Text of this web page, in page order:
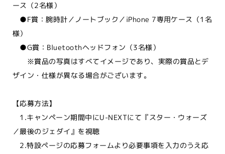
ース（2名様）
●F賞：腕時計／ノートブック／iPhone 7専用ケース（1名
様）
●G賞：Bluetoothヘッドフォン（3名様）
※賞品の写真はすべてイメージであり、実際の賞品とデ
ザイン・仕様が異なる場合がございます。
【応募方法】
1.キャンペーン期間中にU-NEXTにて『スター・ウォーズ
／最後のジェダイ』を視聴
2.特設ページの応募フォームより必要事項を入力のうえ応